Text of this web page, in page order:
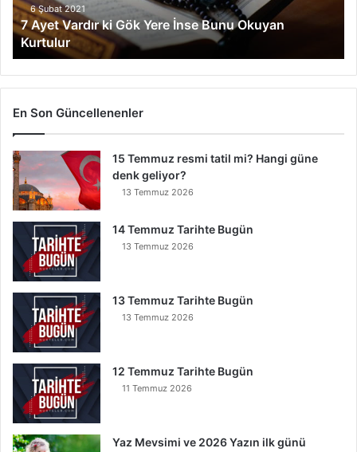
r
d
r
k
i
G
Y
e
r
e
n
s
B
u
n
O
k
u
a
n
6 Şubat 2021
7 Ayet Vardır ki Gök Yere İnse Bunu Okuyan
Kurtulur
En Son Güncellenenler
15 Temmuz resmi tatil mi? Hangi güne
denk geliyor?
13 Temmuz 2026
14 Temmuz Tarihte Bugün
13 Temmuz 2026
13 Temmuz Tarihte Bugün
13 Temmuz 2026
12 Temmuz Tarihte Bugün
11 Temmuz 2026
Yaz Mevsimi ve 2026 Yazın ilk günü